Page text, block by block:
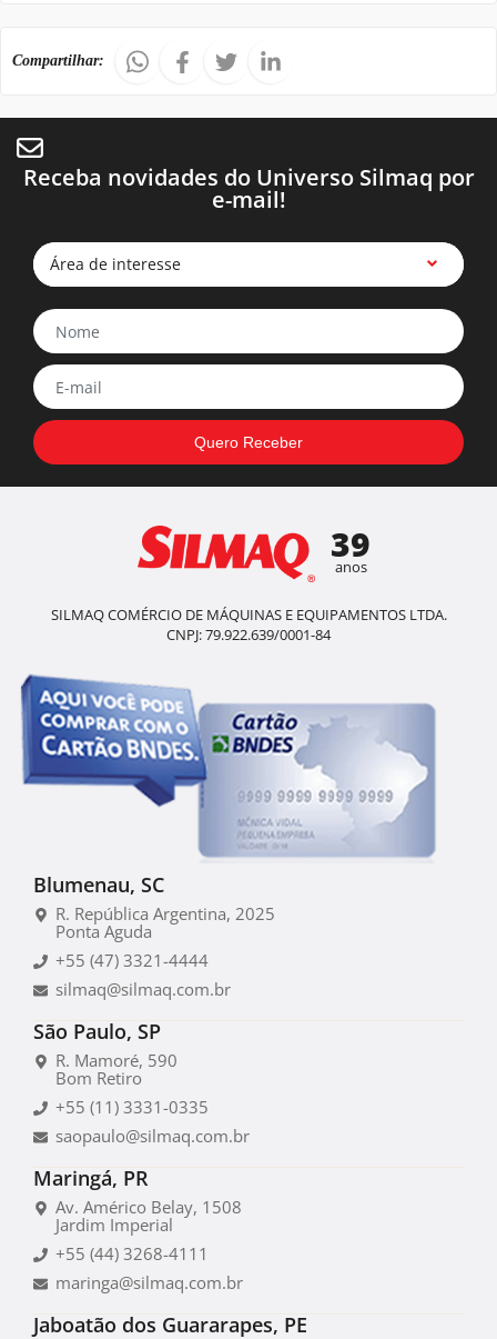
Compartilhar:
Receba novidades do Universo Silmaq por
e-mail!
Área de interesse
39
anos
SILMAQ COMÉRCIO DE MÁQUINAS E EQUIPAMENTOS LTDA.
CNPJ: 79.922.639/0001-84
Blumenau, SC
R. República Argentina, 2025
Ponta Aguda
+55 (47) 3321-4444
silmaq@silmaq.com.br
São Paulo, SP
R. Mamoré, 590
Bom Retiro
+55 (11) 3331-0335
saopaulo@silmaq.com.br
Maringá, PR
Av. Américo Belay, 1508
Jardim Imperial
+55 (44) 3268-4111
maringa@silmaq.com.br
Jaboatão dos Guararapes, PE